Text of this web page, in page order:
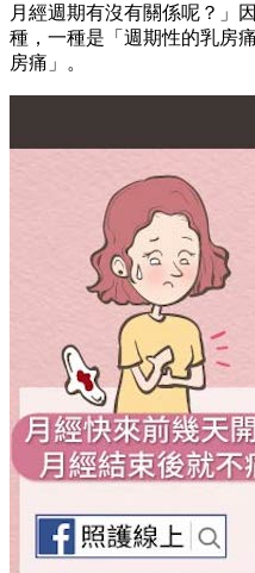
月經週期有沒有關係呢？」
種，一種是「週期性的乳房
房痛」。